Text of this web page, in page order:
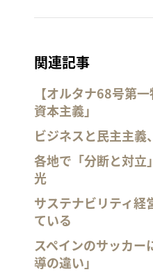
関連記事
【オルタナ68号第
資本主義」
ビジネスと民主主義
各地で「分断と対立
光
サステナビリティ経
ている
スペインのサッカー
導の違い」